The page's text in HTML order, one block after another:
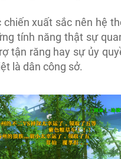
xuất sắc nên hệ
tính năng thật sự
tận răng hay sự ủy
là dân công sở.